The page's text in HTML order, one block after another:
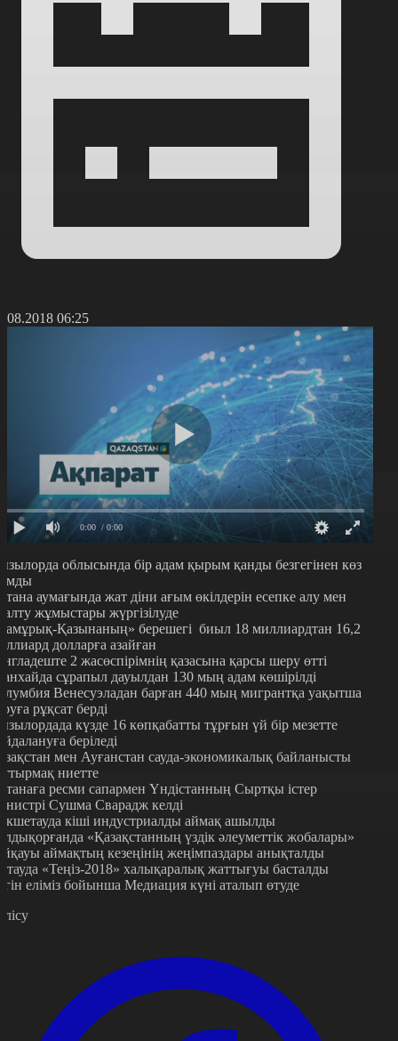
06:25
0:00 / 0:00
облысында бір адам қырым қанды безгегінен көз
аумағында жат діни ағым өкілдерін есепке алу мен
жұмыстары жүргізілуде
Қазынаның» берешегі биыл 18 миллиардтан 16,2
долларға азайған
2 жасөспірімнің қазасына қарсы шеру өтті
сұрапыл дауылдан 130 мың адам көшірілді
Венесуэладан барған 440 мың мигрантқа уақытша
рұқсат берді
күзде 16 көпқабатты тұрғын үй бір мезетте
беріледі
мен Ауғанстан сауда-экономикалық байланысты
ниетте
ресми сапармен Үндістанның Сыртқы істер
Сушма Сварадж келді
кіші индустриалды аймақ ашылды
«Қазақстанның үздік әлеуметтік жобалары»
аймақтың кезеңінің жеңімпаздары анықталды
«Теңіз-2018» халықаралық жаттығуы басталды
еліміз бойынша Медиация күні аталып өтуде